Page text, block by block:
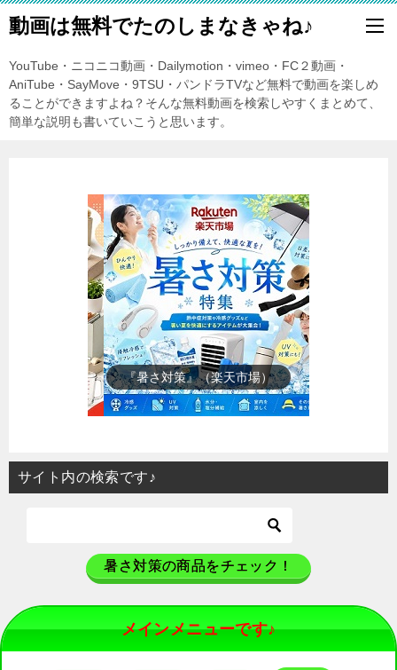
動画は無料でたのしまなきゃね♪
YouTube・ニコニコ動画・Dailymotion・vimeo・FC２動画・
AniTube・SayMove・9TSU・パンドラTVなど無料で動画を楽しめ
ることができますよね？そんな無料動画を検索しやすくまとめて、
簡単な説明も書いていこうと思います。
『楽天市場』売れ筋ランキング
サイト内の検索です♪
暑さ対策の商品をチェック！
メインメニューです♪